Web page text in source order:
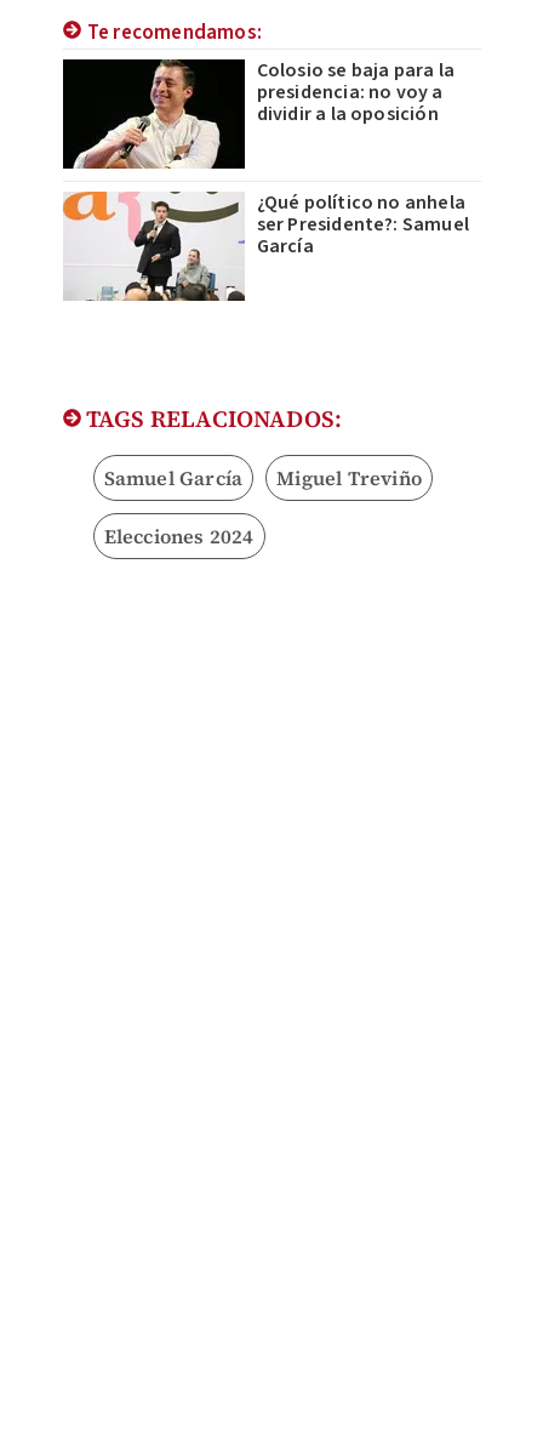
Te recomendamos:
Colosio se baja para la
presidencia: no voy a
dividir a la oposición
¿Qué político no anhela
ser Presidente?: Samuel
García
TAGS RELACIONADOS:
Samuel García Miguel Treviño
Elecciones 2024